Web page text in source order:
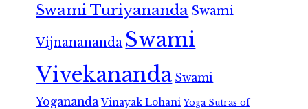
Swami Turiyananda Swami
Vijnanananda Swami
Vivekananda Swami
Yogananda Vinayak Lohani Yoga Sutras of